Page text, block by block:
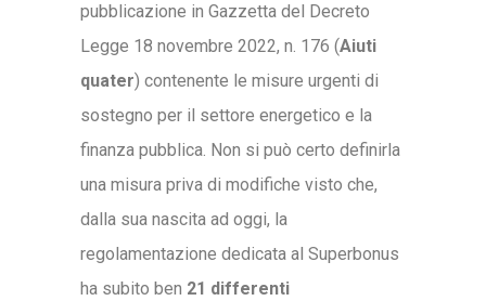
pubblicazione in Gazzetta del Decreto
Legge 18 novembre 2022, n. 176 (Aiuti
quater) contenente le misure urgenti di
sostegno per il settore energetico e la
finanza pubblica. Non si può certo definirla
una misura priva di modifiche visto che,
dalla sua nascita ad oggi, la
regolamentazione dedicata al Superbonus
ha subito ben 21 differenti